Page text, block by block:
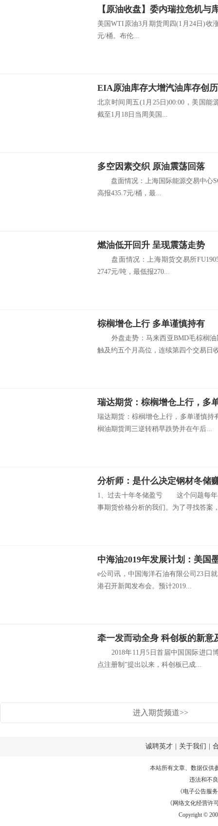
美国WTI原油3月期货周四(1月24日)收
元/桶。布伦...
北京时间周五(1月25日)00:00，美国能
截至1月18日当周美国...
多空因素交织 原油震荡回落
盘面情况：上海国际能源交易中心
高报435.7元/桶，最...
燃油低开回升 呈现震荡走势
盘面情况：上海期货交易所
2747元/吨，最低报270...
棕榈增仓上行 多单谨慎持有
外盘走势：马来西亚BMD毛棕榈油
触及约五个月高位，连续第四个交易日
瑞达期货：棕榈增仓上行，多
瑞达期货：棕榈增仓上行，多单谨慎持
榈油期货周三逆转稍早跌势并在午后...
分析师：是什么决定钢材冬储
1、过去十年冬储盈亏 这个问题每年
事期货价格分析的我们。为了寻找答案
e公司讯，中国海洋石油有限公司23日
港召开新闻发布会。预计2019...
牵一发而动全身 科创板的新意
2018年11月5日首届中国国际进口
点注册制”提出以来，科创板已成...
进入期货频道>>
诚聘英才 关于我们
本站所有文章、数据仅供
违法和不
《电子公告服务
《网络文化经营许
Copyright ©